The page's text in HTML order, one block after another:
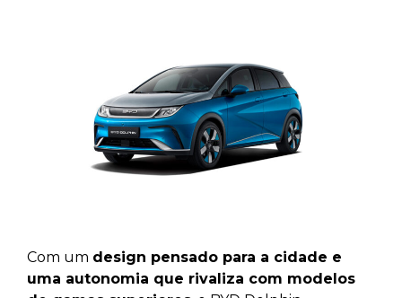
Com um design pensado para a cidade e
uma autonomia que rivaliza com modelos